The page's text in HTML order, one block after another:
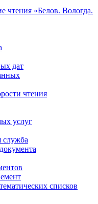
чтения «Белов. Вологда.
дат
чтения
услуг
служба
списков